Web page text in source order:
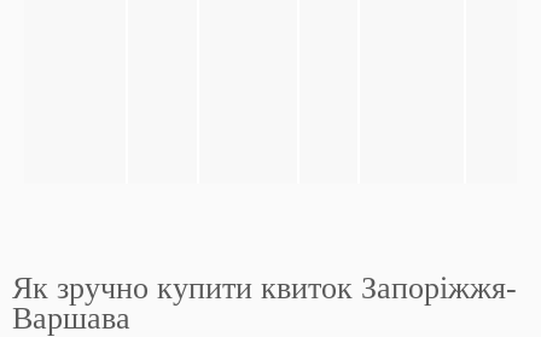
Як зручно купити квиток Запоріжжя-
Варшава